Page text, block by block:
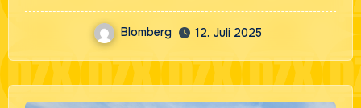
Blomberg 12. Juli 2025